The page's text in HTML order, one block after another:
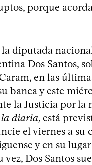
porque
la diputada
Dos Santos,
en las
banca y este
la Justicia por la
la diaria, está
el viernes a su
y en su
vez, Dos Santos